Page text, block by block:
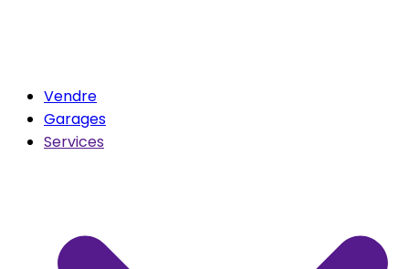
Vendre
Garages
Services